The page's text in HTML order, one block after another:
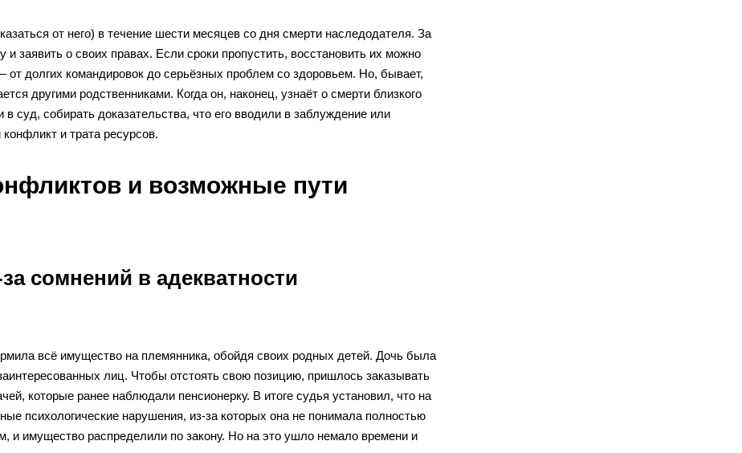
от него) в течение шести месяцев со дня смерти наследодателя. За
заявить о своих правах. Если сроки пропустить, восстановить их можно
долгих командировок до серьёзных проблем со здоровьем. Но, бывает,
другими родственниками. Когда он, наконец, узнаёт о смерти близкого
суд, собирать доказательства, что его вводили в заблуждение или
и трата ресурсов.
и возможные пути
сомнений в адекватности
всё имущество на племянника, обойдя своих родных детей. Дочь была
лиц. Чтобы отстоять свою позицию, пришлось заказывать
которые ранее наблюдали пенсионерку. В итоге судья установил, что на
психологические нарушения, из-за которых она не понимала полностью
и имущество распределили по закону. Но на это ушло немало времени и